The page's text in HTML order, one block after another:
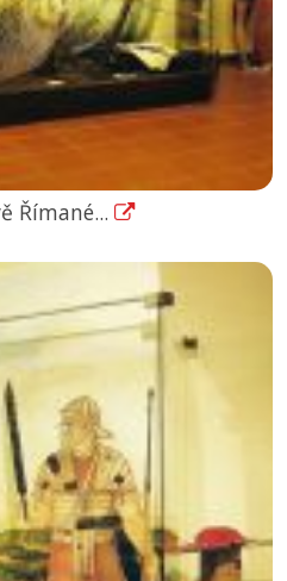
Římané...